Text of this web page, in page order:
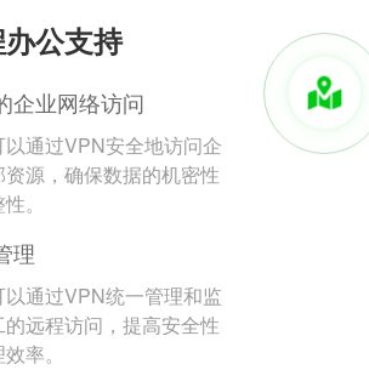
公支持
企业网络访问
以通过VPN安全地访问企
资源，确保数据的机密性
。
理
以通过VPN统一管理和监
远程访问，提高安全性
率。